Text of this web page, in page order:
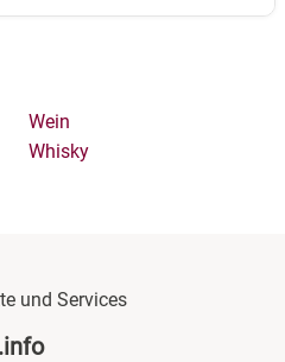
Wein
Whisky
und Services